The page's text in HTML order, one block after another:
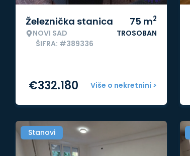
Železnička stanica
NOVI SAD
ŠIFRA: #389336
75 m2
TROSOBAN
Više o nekretnini >
€332.180
Stanovi